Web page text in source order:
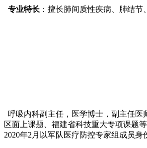
专业特长 ：擅长肺间质性疾病、肺结
呼吸内科副主任，医学博士，副主任
区面上课题、福建省科技重大专项课题
2020年2月以军队医疗防控专家组成员